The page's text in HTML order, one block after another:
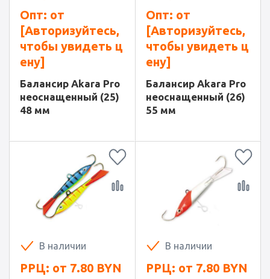
Опт: от
[Авторизуйтесь,
чтобы увидеть ц
ену]
Балансир Akara Pro
неоснащенный (25)
48 мм
Опт: от
[Авторизуйтесь,
чтобы увидеть ц
ену]
Балансир Akara Pro
неоснащенный (26)
55 мм
В наличии
РРЦ: от 7.80 BYN
В наличии
РРЦ: от 7.80 BYN